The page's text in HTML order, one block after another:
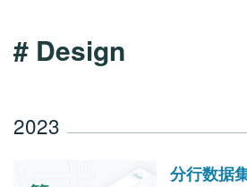
# Design
2023
分行数据